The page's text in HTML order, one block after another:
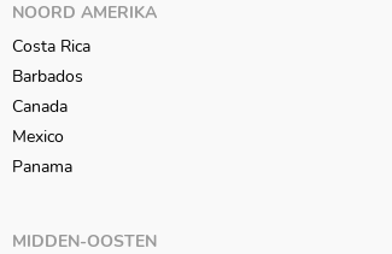
NOORD AMERIKA
Costa Rica
Barbados
Canada
Mexico
Panama
MIDDEN-OOSTEN